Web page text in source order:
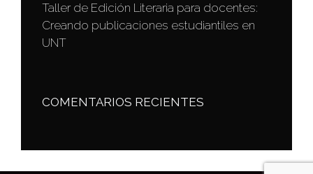
Taller de Edición Literaria para docentes:
Creando publicaciones estudiantiles en
UNT
COMENTARIOS RECIENTES